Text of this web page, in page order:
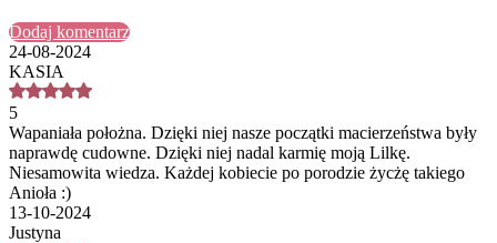
Dodaj komentarz
24-08-2024
KASIA
5
Wapaniała położna. Dzięki niej nasze początki macierzeństwa były
naprawdę cudowne. Dzięki niej nadal karmię moją Lilkę.
Niesamowita wiedza. Każdej kobiecie po porodzie życżę takiego
Anioła :)
13-10-2024
Justyna